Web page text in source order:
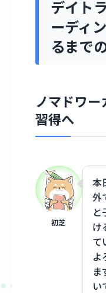
デイト
ーディ
るまで
ノマドワー
習得へ
初芝
本
外
と
け
て
よ
ま
い